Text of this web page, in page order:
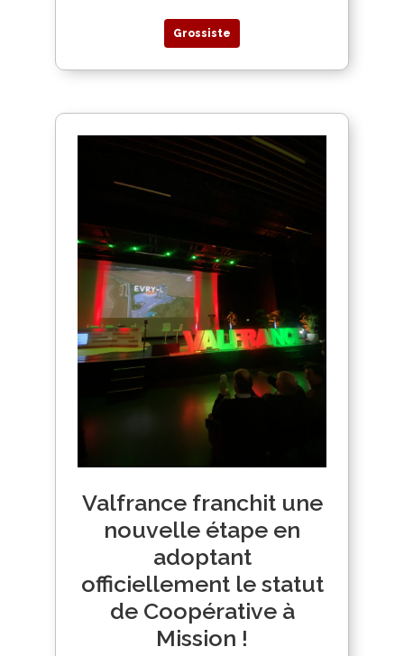
Grossiste
Valfrance franchit une
nouvelle étape en
adoptant
officiellement le statut
de Coopérative à
Mission !